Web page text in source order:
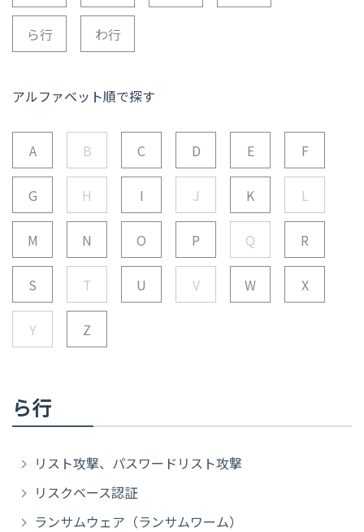
ら行 わ行
アルファベット順で探す
A B C D E F
G H I J K L
M N O P Q R
S T U V W X
Y Z
ら行
リスト攻撃、パスワードリスト攻撃
リスクベース認証
ランサムウェア（ランサムワーム）